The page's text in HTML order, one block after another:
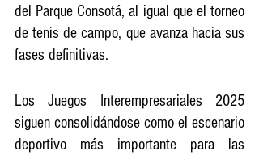
del Parque Consotá, al igual que el torneo
de tenis de campo, que avanza hacia sus
fases definitivas.
Los Juegos Interempresariales 2025
siguen consolidándose como el escenario
deportivo más importante para las